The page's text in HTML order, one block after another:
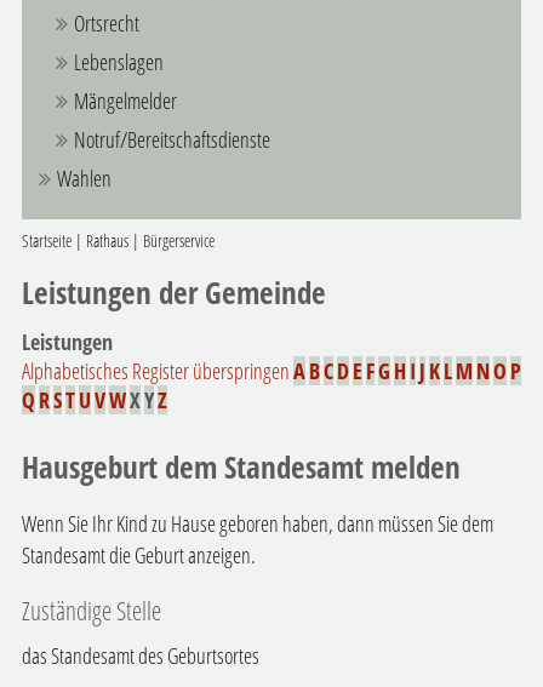
Ortsrecht
Lebenslagen
Mängelmelder
Notruf/Bereitschaftsdienste
Wahlen
Startseite| Rathaus| Bürgerservice
Leistungen der Gemeinde
Leistungen
Alphabetisches Register überspringenABCDE FG H I J KLM NO P
Q RSTUVWXYZ
Hausgeburt dem Standesamt melden
Wenn Sie Ihr Kind zu Hause geboren haben, dann müssen Sie dem
Standesamt die Geburt anzeigen.
Zuständige Stelle
das Standesamt des Geburtsortes